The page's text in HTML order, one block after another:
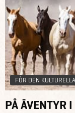
FÖR DEN KULTURELLA
PÅ ÄVENTYR